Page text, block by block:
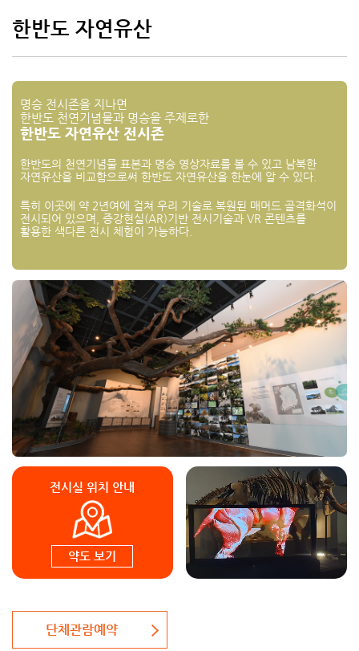
한반도 자연유산
명승 전시존을 지나면
한반도 천연기념물과 명승을 주제로한
한반도 자연유산 전시존
한반도의 천연기념물 표본과 명승 영상자료를 볼 수 있고 남북한
자연유산을 비교함으로써 한반도 자연유산을 한눈에 알 수 있다.
특히 이곳에 약 2년여에 걸쳐 우리 기술로 복원된 매머드 골격화석이
전시되어 있으며, 증강현실(AR)기반 전시기술과 VR 콘텐츠를
활용한 색다른 전시 체험이 가능하다.
전시실 위치 안내
약도 보기
단체관람예약